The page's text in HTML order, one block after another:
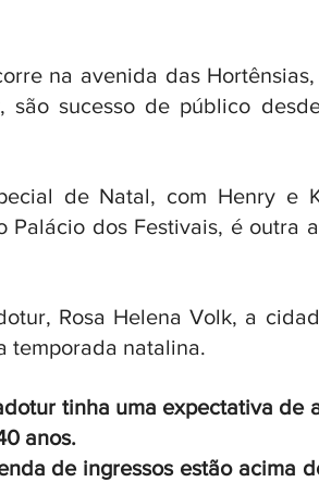
na avenida das
são sucesso de público
de Natal, com Henry e
Palácio dos Festivais, é outra
Rosa Helena Volk, a
temporada natalina.
tinha uma expectativa de
anos.
de ingressos estão acima